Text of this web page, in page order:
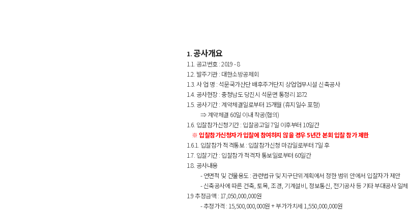
1. 공사개요
1.1. 공고번호 : 2019 - 8
1.2. 발주기관: 대한소방공제회
1.3. 사 업 명 :석문국가산단 배후주거단지 상업업무시설 신축공사
1.4. 공사현장:충청남도 당진시 석문면 통정리 1872
1.5. 공사기간:계약체결일로부터 15개월 (휴지일수 포함)
⇒ 계약체결 60일 이내 착공(협의)
1.6. 입찰참가신청기간: 입찰공고일7일 이후부터 10일간
※ 입찰참가신청자가 입찰에 참여하지 않을 경우5년간 본회 입찰 참가 제한
1.6.1. 입찰참가 적격통보: 입찰참가신청 마감일로부터7일 후
1.7. 입찰기간: 입찰참가 적격자 통보일로부터 60일간
1.8. 공사내용
-연면적 및 건물용도 :관련법규 및 지구단위계획에서 정한 범위 안에서 입찰자가 제안
-신축공사에 따른 건축, 토목,조경 기계설비 정보통신 전기공사 등 기타 부대공사 일체
1.9추정금액 : 17,050,000,000원
-추정가격 : 15,500,000,000원+부가가치세 1,550,000,000원